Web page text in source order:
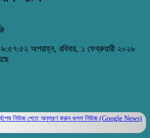
অপরাহ্ন, রবিবার, ১ ফেব্রুয়ারী ২০২৬
নিউজ পেতে অনুসরণ করুন গুগল নিউজ (Google News)